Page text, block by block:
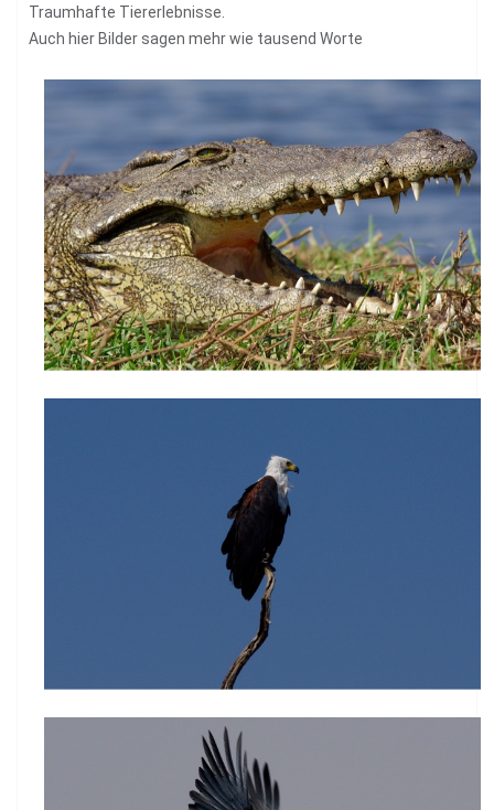
Traumhafte Tiererlebnisse.
Auch hier Bilder sagen mehr wie tausend Worte